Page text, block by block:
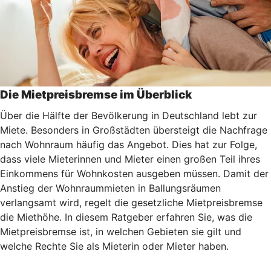
Die Mietpreisbremse im Überblick
Über die Hälfte der Bevölkerung in Deutschland lebt zur
Miete. Besonders in Großstädten übersteigt die Nachfrage
nach Wohnraum häufig das Angebot. Dies hat zur Folge,
dass viele Mieterinnen und Mieter einen großen Teil ihres
Einkommens für Wohnkosten ausgeben müssen. Damit der
Anstieg der Wohnraummieten in Ballungsräumen
verlangsamt wird, regelt die gesetzliche Mietpreisbremse
die Miethöhe. In diesem Ratgeber erfahren Sie, was die
Mietpreisbremse ist, in welchen Gebieten sie gilt und
welche Rechte Sie als Mieterin oder Mieter haben.